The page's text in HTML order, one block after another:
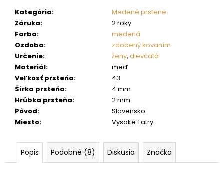
Kategória:
Medené prstene
Záruka:
2 roky
Farba:
medená
Ozdoba:
zdobený kovaním
Určenie: ženy, dievčatá
Materiál:
meď
Veľkosť prsteňa:
43
Šírka prsteňa:
4 mm
Hrúbka prsteňa:
2 mm
Pôvod:
Slovensko
Miesto: Vysoké Tatry
Popis Podobné (8) Diskusia Značka